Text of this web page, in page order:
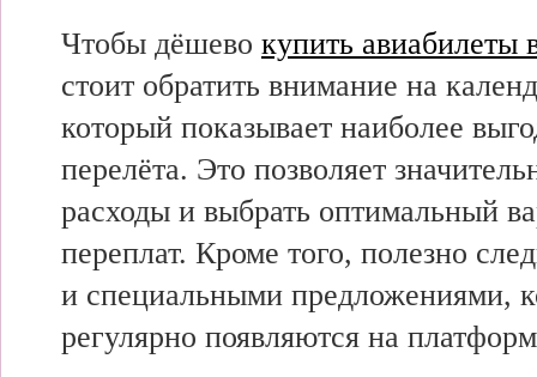
Чтобы дёшево купить авиабилеты
стоит обратить внимание на
который показывает наиболее
перелёта. Это позволяет
расходы и выбрать оптимальный
переплат. Кроме того, полезно
и специальными предложениями,
регулярно появляются на